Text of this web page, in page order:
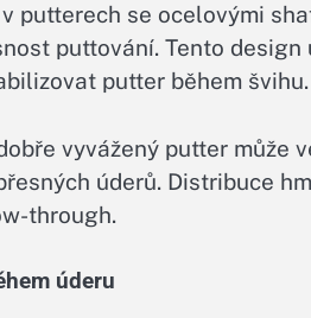
putterech se ocelovými
puttování. Tento
putter během švihu.
vyvážený putter může
úderů. Distribuce
through.
úderu